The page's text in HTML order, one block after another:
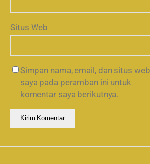
Situs Web
Simpan nama, email, dan situs web
saya pada peramban ini untuk
komentar saya berikutnya.